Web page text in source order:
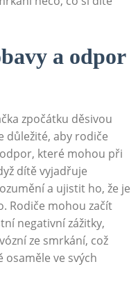
a odpor
zpočátku děsivou
důležité, aby rodiče
které mohou při
dítě vyjadřuje
a ujistit ho, že je
Rodiče mohou začít
negativní zážitky,
ze smrkání, což
ve svých